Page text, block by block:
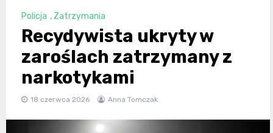
Policja , Zatrzymania
Recydywista ukryty w
zaroślach zatrzymany z
narkotykami
18 czerwca 2026 Anna Tomczak